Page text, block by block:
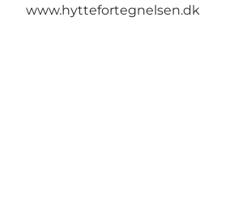
www.hyttefortegnelsen.dk